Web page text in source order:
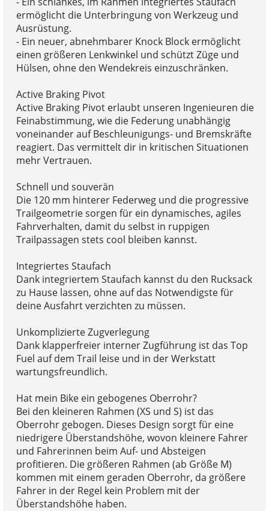
ermöglicht die Unterbringung von Werkzeug und
Ausrüstung.
- Ein neuer, abnehmbarer Knock Block ermöglicht
einen größeren Lenkwinkel und schützt Züge und
Hülsen, ohne den Wendekreis einzuschränken.
Active Braking Pivot
Active Braking Pivot erlaubt unseren Ingenieuren die
Feinabstimmung, wie die Federung unabhängig
voneinander auf Beschleunigungs- und Bremskräfte
reagiert. Das vermittelt dir in kritischen Situationen
mehr Vertrauen.
Schnell und souverän
Die 120 mm hinterer Federweg und die progressive
Trailgeometrie sorgen für ein dynamisches, agiles
Fahrverhalten, damit du selbst in ruppigen
Trailpassagen stets cool bleiben kannst.
Integriertes Staufach
Dank integriertem Staufach kannst du den Rucksack
zu Hause lassen, ohne auf das Notwendigste für
deine Ausfahrt verzichten zu müssen.
Unkomplizierte Zugverlegung
Dank klapperfreier interner Zugführung ist das Top
Fuel auf dem Trail leise und in der Werkstatt
wartungsfreundlich.
Hat mein Bike ein gebogenes Oberrohr?
Bei den kleineren Rahmen (XS und S) ist das
Oberrohr gebogen. Dieses Design sorgt für eine
niedrigere Überstandshöhe, wovon kleinere Fahrer
und Fahrerinnen beim Auf- und Absteigen
profitieren. Die größeren Rahmen (ab Größe M)
kommen mit einem geraden Oberrohr, da größere
Fahrer in der Regel kein Problem mit der
Überstandshöhe haben.